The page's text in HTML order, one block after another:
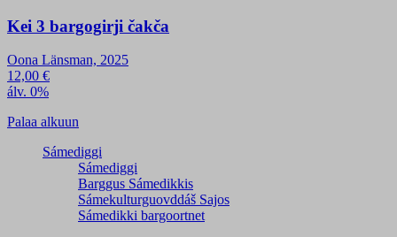
Kei 3 bargogirji čakča
Oona Länsman, 2025
12,00 €
álv. 0%
Palaa alkuun
Sámediggi
Sámediggi
Barggus Sámedikkis
Sámekulturguovddáš Sajos
Sámedikki bargoortnet